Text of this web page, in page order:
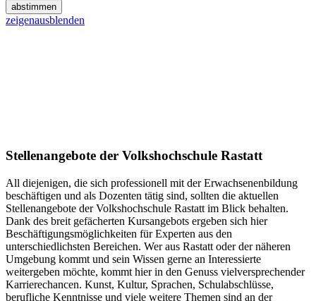
abstimmen
zeigenausblenden
Stellenangebote der Volkshochschule Rastatt
All diejenigen, die sich professionell mit der Erwachsenenbildung
beschäftigen und als Dozenten tätig sind, sollten die aktuellen
Stellenangebote der Volkshochschule Rastatt im Blick behalten.
Dank des breit gefächerten Kursangebots ergeben sich hier
Beschäftigungsmöglichkeiten für Experten aus den
unterschiedlichsten Bereichen. Wer aus Rastatt oder der näheren
Umgebung kommt und sein Wissen gerne an Interessierte
weitergeben möchte, kommt hier in den Genuss vielversprechender
Karrierechancen. Kunst, Kultur, Sprachen, Schulabschlüsse,
berufliche Kenntnisse und viele weitere Themen sind an der